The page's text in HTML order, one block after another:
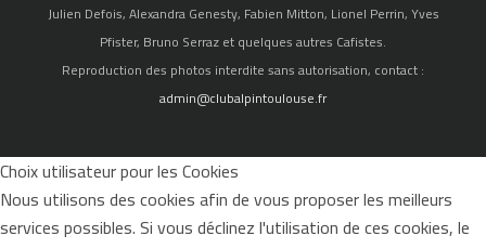
Julien Defois, Alexandra Genesty, Fabien Mitton, Lionel Perrin, Yves
Pfister, Bruno Serraz et quelques autres Cafistes.
Reproduction des photos interdite sans autorisation, contact :
admin@clubalpintoulouse.fr
Choix utilisateur pour les Cookies
Nous utilisons des cookies afin de vous proposer les meilleurs
services possibles. Si vous déclinez l'utilisation de ces cookies, le